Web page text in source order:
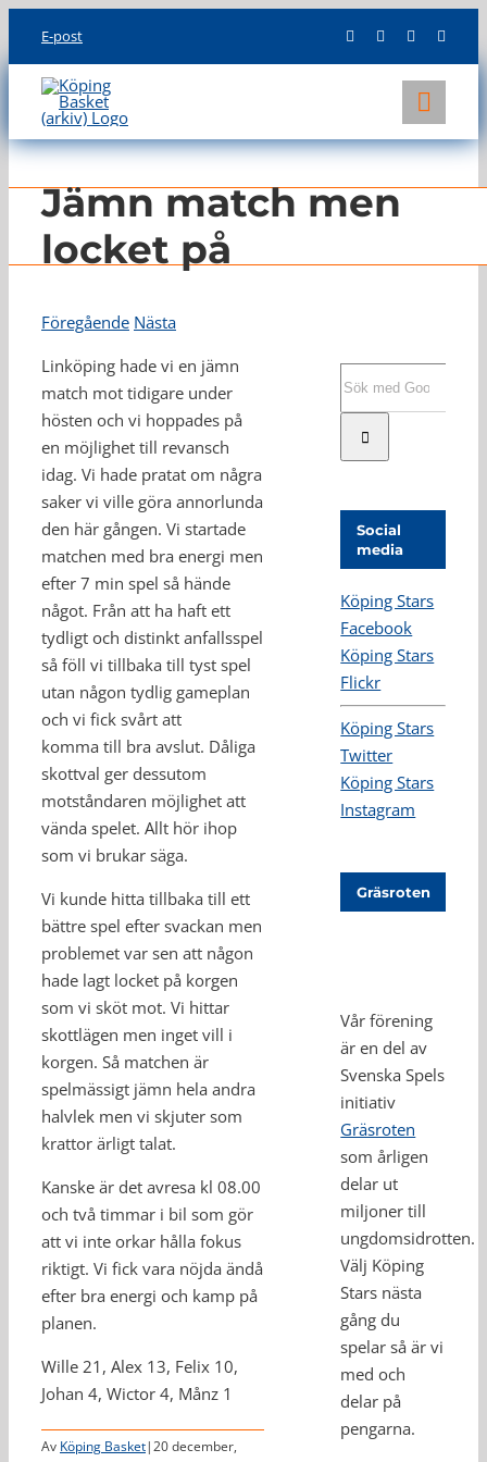
content
E-post
KLUBBEN
LAG
INFO
Jämn match men
locket på
Föregående Nästa
Linköping hade vi en jämn
match mot tidigare under
hösten och vi hoppades på
en möjlighet till revansch
idag. Vi hade pratat om några
saker vi ville göra annorlunda
den här gången. Vi startade
matchen med bra energi men
efter 7 min spel så hände
något. Från att ha haft ett
tydligt och distinkt anfallsspel
så föll vi tillbaka till tyst spel
utan någon tydlig gameplan
och vi fick svårt att
komma till bra avslut. Dåliga
skottval ger dessutom
motståndaren möjlighet att
vända spelet. Allt hör ihop
som vi brukar säga.
Vi kunde hitta tillbaka till ett
bättre spel efter svackan men
problemet var sen att någon
hade lagt locket på korgen
som vi sköt mot. Vi hittar
skottlägen men inget vill i
korgen. Så matchen är
spelmässigt jämn hela andra
halvlek men vi skjuter som
krattor ärligt talat.
Kanske är det avresa kl 08.00
och två timmar i bil som gör
att vi inte orkar hålla fokus
riktigt. Vi fick vara nöjda ändå
efter bra energi och kamp på
planen.
Wille 21, Alex 13, Felix 10,
Johan 4, Wictor 4, Månz 1
Av Köping Basket|20 december,
Social
media
Köping Stars
Facebook
Köping Stars
Flickr
Köping Stars
Twitter
Köping Stars
Instagram
Gräsroten
Vår förening
är en del av
Svenska Spels
initiativ
Gräsroten
som årligen
delar ut
miljoner till
ungdomsidrotten.
Välj Köping
Stars nästa
gång du
spelar så är vi
med och
delar på
pengarna.